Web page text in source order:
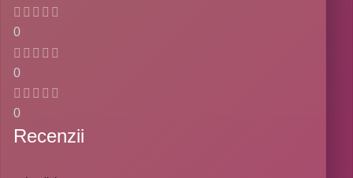
0
0
0
Recenzii